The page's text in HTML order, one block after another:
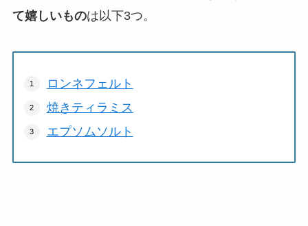
て嬉しいものは以下3つ。
ロンネフェルト
焼きティラミス
エプソムソルト